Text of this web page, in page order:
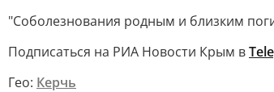
"Соболезнования родным и близким
Подписаться на РИА Новости Крым в
Гео: Керчь